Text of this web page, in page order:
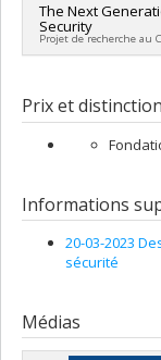
Chercheur
Sources de
sciences
The Next
Security
Projet de recherche au
Co-chercheurs :
Sources de
sciences
Prix et
Informations
20-03-2023
sécurité
Médias